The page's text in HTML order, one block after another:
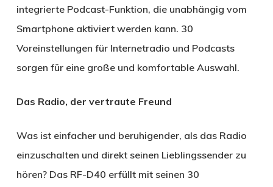
integrierte Podcast-Funktion, die unabhängig vom
Smartphone aktiviert werden kann. 30
Voreinstellungen für Internetradio und Podcasts
sorgen für eine große und komfortable Auswahl.
Das Radio, der vertraute Freund
Was ist einfacher und beruhigender, als das Radio
einzuschalten und direkt seinen Lieblingssender zu
hören? Das RF-D40 erfüllt mit seinen 30